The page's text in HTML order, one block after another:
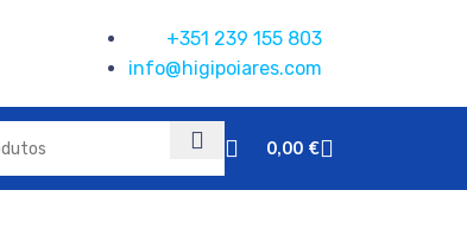
+351 239 155 803
info@higipoiares.com
0,00 €